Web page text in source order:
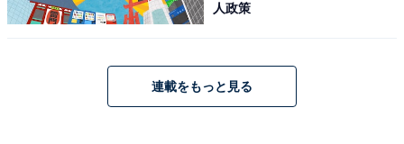
人政策
連載をもっと見る